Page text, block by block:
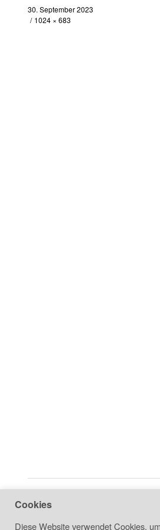
30. September 2023
1024 × 683
Cookies
Diese Website verwendet Cookies,